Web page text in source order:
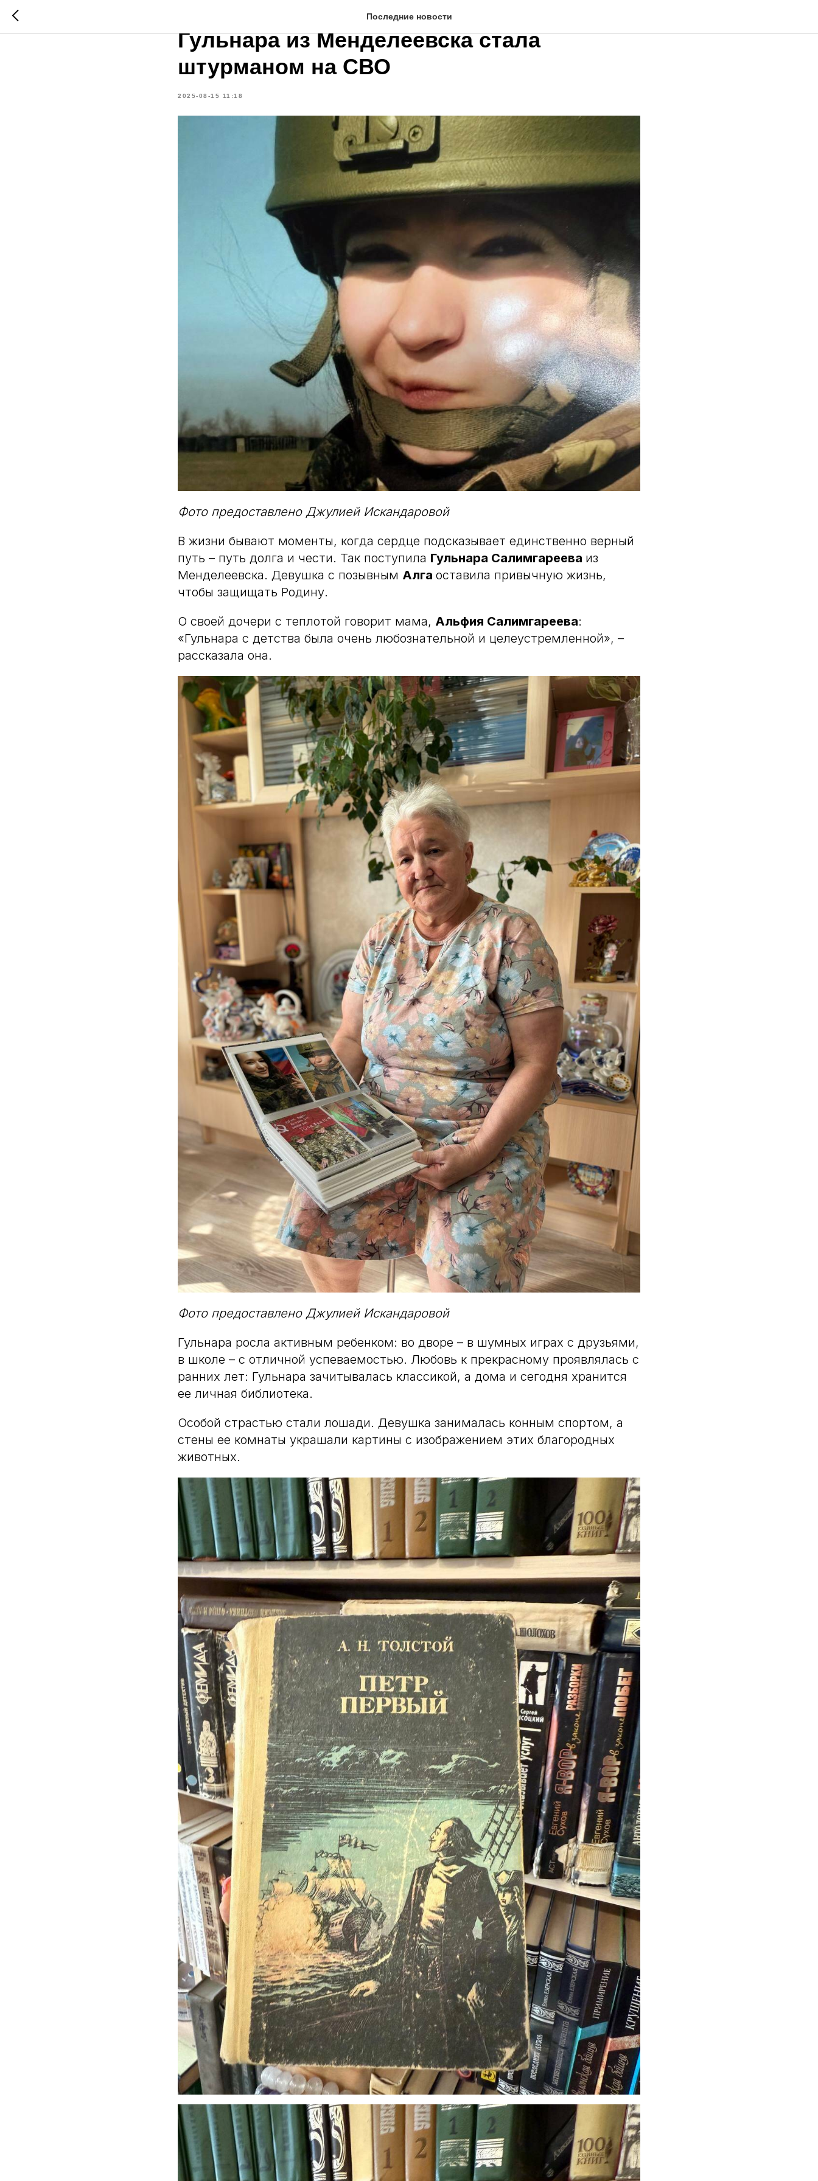
Последние новости
«Ночные ведьмы» на страже неба: как
Гульнара из Менделеевска стала
штурманом на СВО
2025-08-15 11:18
Фото предоставлено Джулией Искандаровой
В жизни бывают моменты, когда сердце подсказывает единственно верный
путь – путь долга и чести. Так поступила Гульнара Салимгареева из
Менделеевска. Девушка с позывным Алга оставила привычную жизнь,
чтобы защищать Родину.
О своей дочери с теплотой говорит мама, Альфия Салимгареева:
«Гульнара с детства была очень любознательной и целеустремленной», –
рассказала она.
Фото предоставлено Джулией Искандаровой
Гульнара росла активным ребенком: во дворе – в шумных играх с друзьями,
в школе – с отличной успеваемостью. Любовь к прекрасному проявлялась с
ранних лет: Гульнара зачитывалась классикой, а дома и сегодня хранится
ее личная библиотека.
Особой страстью стали лошади. Девушка занималась конным спортом, а
стены ее комнаты украшали картины с изображением этих благородных
животных.